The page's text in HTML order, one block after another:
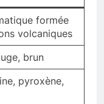
formée
volcaniques
brun
pyroxène,